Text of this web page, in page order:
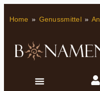
Home » Genussmittel»